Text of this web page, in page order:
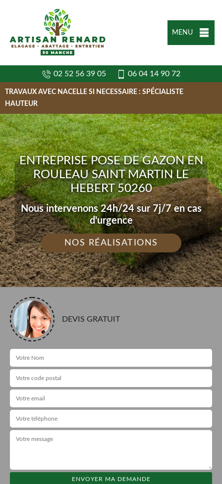
MENU
02 52 56 39 05 06 04 14 90 72
TRAVAUX AVEC NACELLE SI NECESSAIRE : SPÉCIALISTE
HAUTEUR
ENTREPRISE POSE DE GAZON EN
ROULEAU SAINT MARTIN LE
HEBERT 50260
Nous intervenons 24h/24 sur 7j/7 en cas
d'urgence
NOS RÉALISATIONS
DEVIS GRATUIT